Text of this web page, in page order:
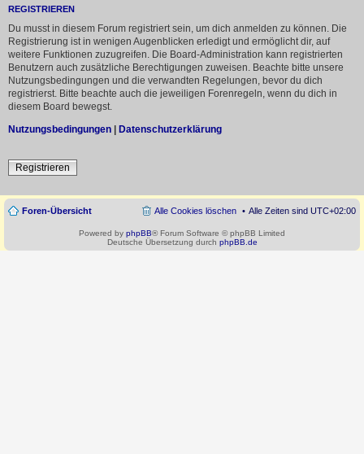
REGISTRIEREN
Du musst in diesem Forum registriert sein, um dich anmelden zu können. Die
Registrierung ist in wenigen Augenblicken erledigt und ermöglicht dir, auf
weitere Funktionen zuzugreifen. Die Board-Administration kann registrierten
Benutzern auch zusätzliche Berechtigungen zuweisen. Beachte bitte unsere
Nutzungsbedingungen und die verwandten Regelungen, bevor du dich
registrierst. Bitte beachte auch die jeweiligen Forenregeln, wenn du dich in
diesem Board bewegst.
Nutzungsbedingungen | Datenschutzerklärung
Registrieren
Foren-Übersicht Alle Zeiten sind UTC+02:00
Alle Cookies löschen
Powered by phpBB® Forum Software © phpBB Limited
Deutsche Übersetzung durch phpBB.de